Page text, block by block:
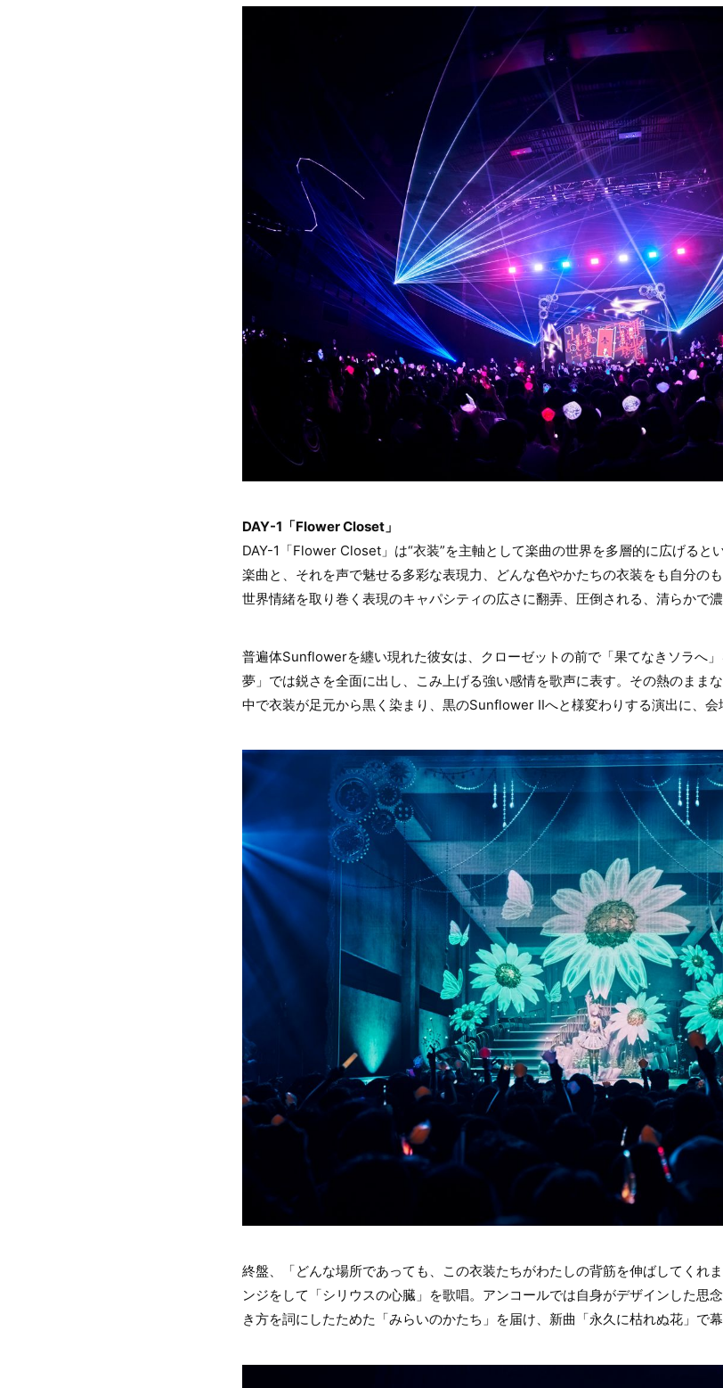
DAY-1「Flower Closet」
DAY-1「Flower Closet」は“衣装”を主軸として楽曲の世界を多層的に広げると
楽曲と、それを声で魅せる多彩な表現力、どんな色やかたちの衣装をも自分の
世界情緒を取り巻く表現のキャパシティの広さに翻弄、圧倒される、清らかで濃
普遍体Sunflowerを纏い現れた彼女は、クローゼットの前で「果てなきソラへ
夢」では鋭さを全面に出し、こみ上げる強い感情を歌声に表す。その熱のまま
中で衣装が足元から黒く染まり、黒のSunflower Ⅱへと様変わりする演出に、会
終盤、「どんな場所であっても、この衣装たちがわたしの背筋を伸ばしてくれ
ンジをして「シリウスの心臓」を歌唱。アンコールでは自身がデザインした思
き方を詞にしたためた「みらいのかたち」を届け、新曲「永久に枯れぬ花」で幕